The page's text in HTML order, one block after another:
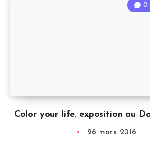
Color your life, exposition au
0
26 mars 2016